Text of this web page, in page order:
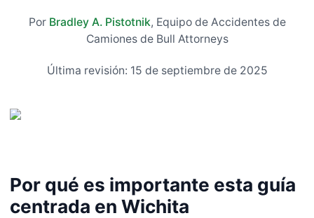
Por Bradley A. Pistotnik, Equipo de Accidentes de
Camiones de Bull Attorneys
Última revisión: 15 de septiembre de 2025
Por qué es importante esta guía
centrada en Wichita